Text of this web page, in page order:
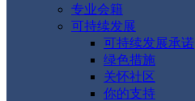
专业会籍
可持续发展
可持续发展承诺
绿色措施
关怀社区
你的支持